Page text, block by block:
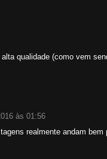
qualidade (como vem
às 01:56
realmente andam